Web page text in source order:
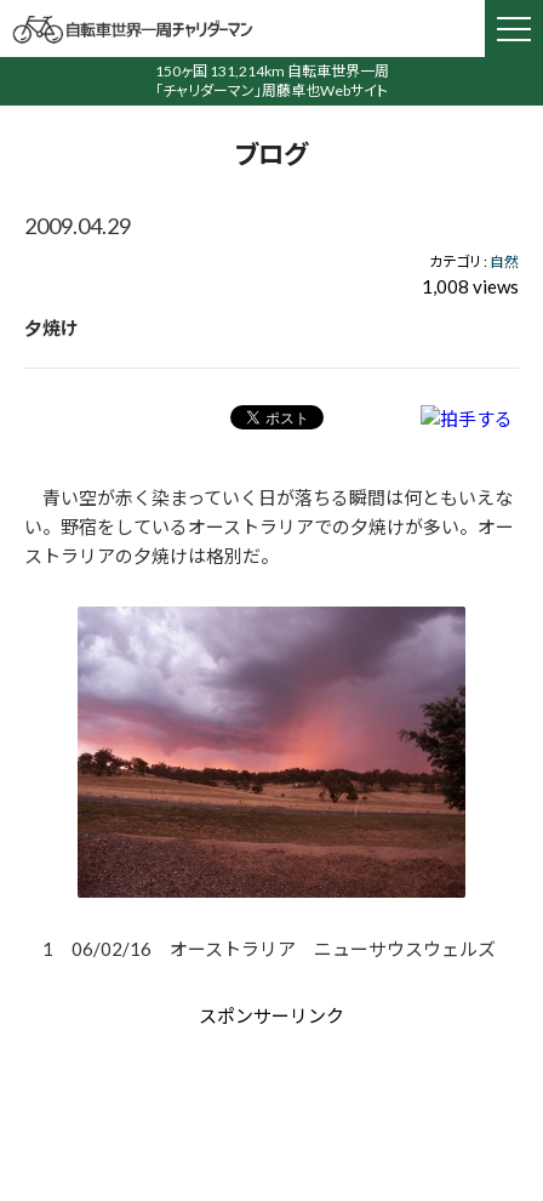
150ヶ国 131,214km 自転車世界一周
「チャリダーマン」周藤卓也Webサイト
ブログ
2009.04.29
カテゴリ : 自然
1,008 views
夕焼け
青い空が赤く染まっていく日が落ちる瞬間は何ともいえな
い。野宿をしているオーストラリアでの夕焼けが多い。オー
ストラリアの夕焼けは格別だ。
1 06/02/16 オーストラリア ニューサウスウェルズ
スポンサーリンク